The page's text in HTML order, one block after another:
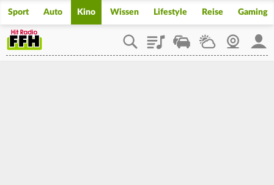
Sport Auto Kino Wissen Lifestyle Reise Gaming
PlaylistStaupilotWetterWebcam